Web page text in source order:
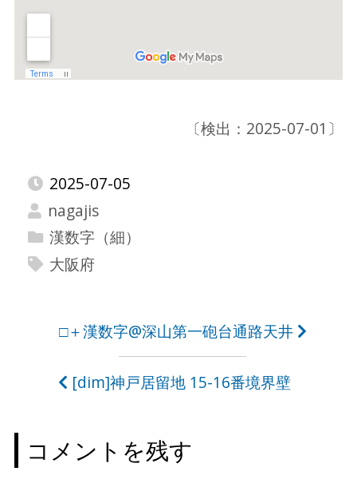
〔検出：2025-07-01〕
2025-07-05
nagajis
漢数字（細）
大阪府
ビ
ゲ
□＋漢数字@深山第一砲台通路天井
[dim]神戸居留地 15-16番境界壁
コメントを残す